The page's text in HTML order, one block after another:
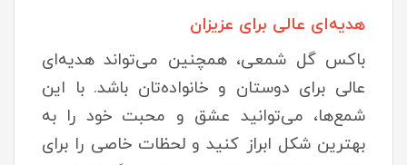
هدیه‌ای عالی برای عزیزان
باکس گل شمعی، همچنین می‌تواند هدیه‌ای
عالی برای دوستان و خانواده‌تان باشد. با این
شمع‌ها، می‌توانید عشق و محبت خود را به
بهترین شکل ابراز کنید و لحظات خاصی را برای